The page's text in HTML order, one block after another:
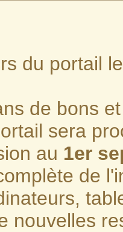
du portail
de bons
sera
au 1er
de
nouvelles